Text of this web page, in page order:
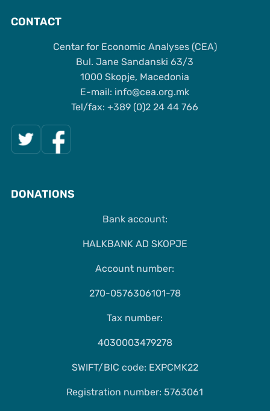
CONTACT
Centar for Economic Analyses (CEA)
Bul. Jane Sandanski 63/3
1000 Skopje, Macedonia
Е-mail: info@cea.org.mk
Tel/fax: +389 (0)2 24 44 766
DONATIONS
Bank account:
HALKBANK AD SKOPJE
Account number:
270-0576306101-78
Tax number:
4030003479278
SWIFT/BIC code: EXPCMK22
Registration number: 5763061